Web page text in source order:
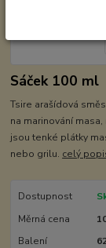
Sáček 100 ml
Tsire arašídová
na marinování
jsou tenké plátky
nebo grilu. celý
Dostupnost
Měrná cena
Balení